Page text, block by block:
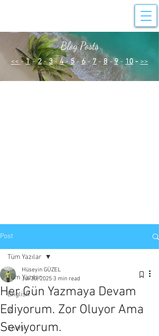
Blog Posts
<< -1 - 2-3 -4 -5-6-7- 8- 9- 10 - >>
Post
Tüm Yazılar
English
IE
Enerji
Tüm Yazılar
Her Gün Yazmaya Devam
Ediyorum. Zor Oluyor Ama
Seviyorum.
Hüseyin GÜZEL
Jul 30, 2025 3 min read